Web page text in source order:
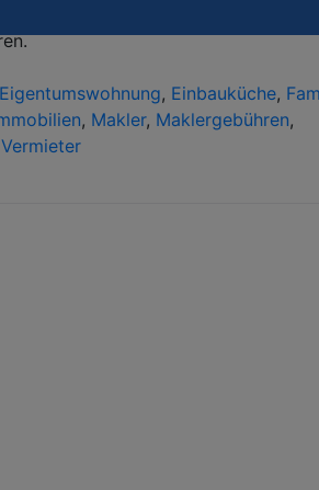
Wer die gesetzlichen
Eigentumswohnung, Einbauküche,
, Makler, Maklergebühren,
Vermieter